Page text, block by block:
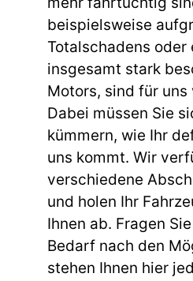
beispielsweise
Totalschadens oder
insgesamt stark
Motors, sind für uns
Dabei müssen Sie
kümmern, wie Ihr
uns kommt. Wir
verschiedene
und holen Ihr
Ihnen ab. Fragen
Bedarf nach den
stehen Ihnen hier